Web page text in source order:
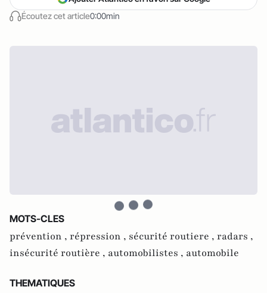
Écoutez cet article0:00min
MOTS-CLES
prévention , répression , sécurité routiere , radars ,
insécurité routière , automobilistes , automobile
THEMATIQUES